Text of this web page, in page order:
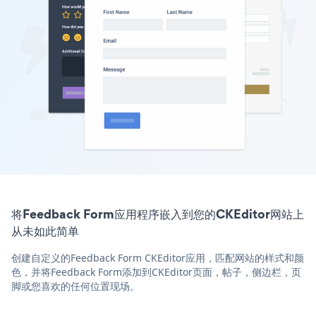
将Feedback Form应用程序嵌入到您的CKEditor网站上
从未如此简单
创建自定义的Feedback Form CKEditor应用，匹配网站的样式和颜
色，并将Feedback Form添加到CKEditor页面，帖子，侧边栏，页
脚或您喜欢的任何位置现场。